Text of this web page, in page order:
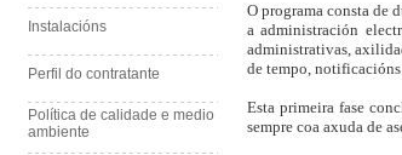
Instalacións
Perfil do contratante
Política de calidade e medio
ambiente
O programa consta de
a administración
administrativas,
de tempo,
Esta primeira fase
sempre coa axuda de